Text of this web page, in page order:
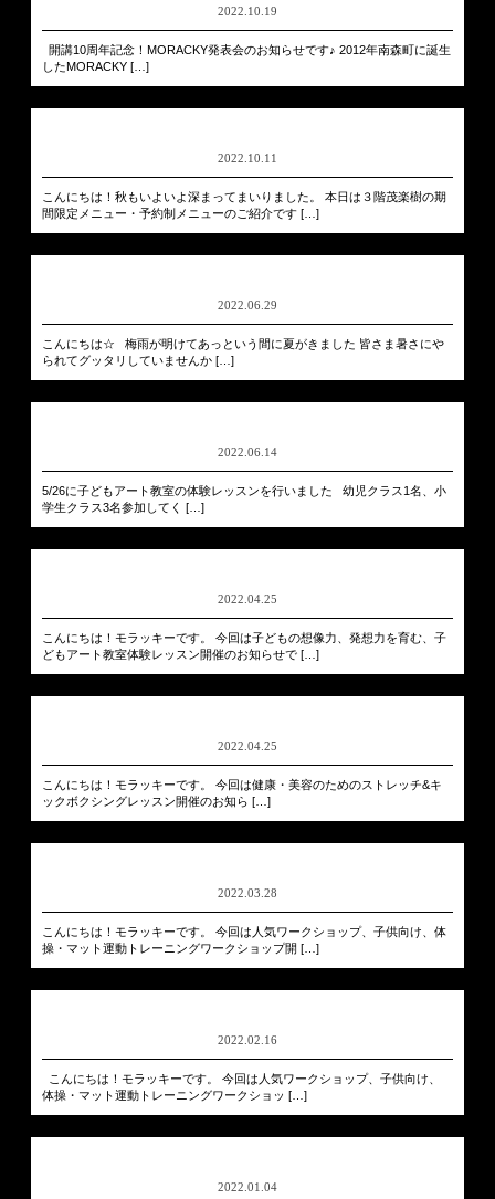
2022.10.19
開講10周年記念！MORACKY発表会のお知らせです♪ 2012年南森町に誕生
したMORACKY […]
2022.10.11
こんにちは！秋もいよいよ深まってまいりました。 本日は３階茂楽樹の期
間限定メニュー・予約制メニューのご紹介です […]
2022.06.29
こんにちは☆ 梅雨が明けてあっという間に夏がきました 皆さま暑さにや
られてグッタリしていませんか […]
2022.06.14
5/26に子どもアート教室の体験レッスンを行いました 幼児クラス1名、小
学生クラス3名参加してく […]
2022.04.25
こんにちは！モラッキーです。 今回は子どもの想像力、発想力を育む、子
どもアート教室体験レッスン開催のお知らせで […]
2022.04.25
こんにちは！モラッキーです。 今回は健康・美容のためのストレッチ&キ
ックボクシングレッスン開催のお知ら […]
2022.03.28
こんにちは！モラッキーです。 今回は人気ワークショップ、子供向け、体
操・マット運動トレーニングワークショップ開 […]
2022.02.16
こんにちは！モラッキーです。 今回は人気ワークショップ、子供向け、
体操・マット運動トレーニングワークショッ […]
2022.01.04